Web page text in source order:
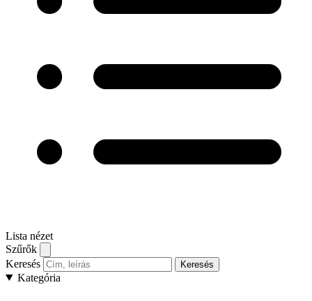
Lista nézet
Szűrők
Keresés
Keresés
Kategória